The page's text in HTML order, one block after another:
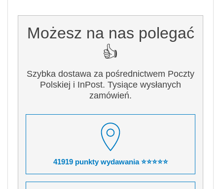
Możesz na nas polegać
👍
Szybka dostawa za pośrednictwem Poczty
Polskiej i InPost. Tysiące wysłanych
zamówień.
41919 punkty wydawania ⭐⭐⭐⭐⭐